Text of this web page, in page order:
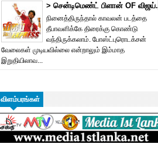
> சென்டிமெண்ட் பிளான் OF விஜய்.
நினைத்திருந்தால் காவலன் படத்தை
தீபாவளிக்கே திரைக்கு கொண்டு
வந்திருக்கலாம். போஸ்ட்புரொட‌க்சன்
வேலைகள் முடியவில்லை என்றாலும் இம்மாத
இறுதியிலாவ...
விளம்பரங்கள்